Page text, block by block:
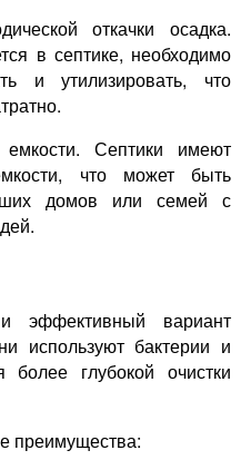
откачки осадка.
в септике, необходимо
и утилизировать, что
Септики имеют
что может быть
домов или семей с
эффективный вариант
используют бактерии и
более глубокой очистки
преимущества: